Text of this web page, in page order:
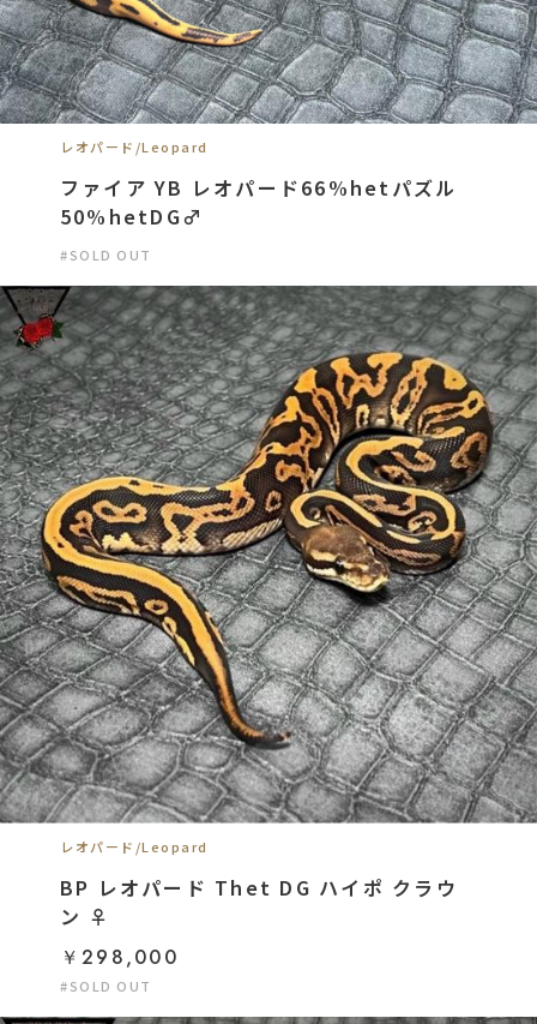
レオパード/Leopard
ファイア YB レオパード66%hetパズル
50%hetDG♂
#SOLD OUT
レオパード/Leopard
BP レオパード Thet DG ハイポ クラウ
ン ♀
￥298,000
#SOLD OUT